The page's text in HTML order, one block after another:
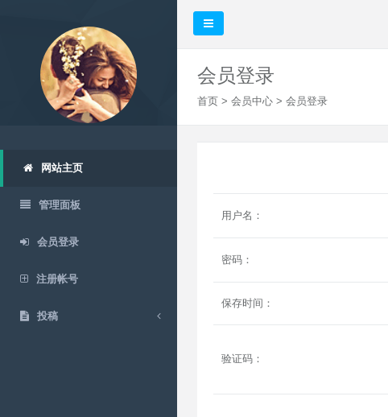
网站主页
管理面板
会员登录
注册帐号
投稿
会员登录
首页 > 会员中心 > 会员登录
用户名：
密码：
保存时间：
验证码：